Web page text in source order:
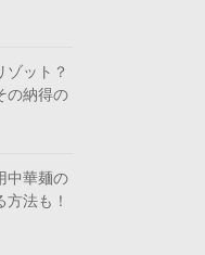
ゾット？
の納得の
中華麺の
法も！